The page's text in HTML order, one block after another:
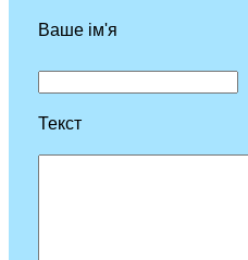
Ваше ім'я
Текст